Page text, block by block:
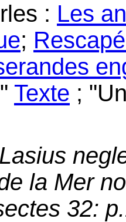
: Les
;
Texte ;
Lasius
la Mer
32: